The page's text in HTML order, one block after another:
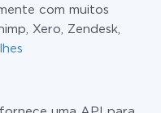
com muitos
Xero, Zendesk,